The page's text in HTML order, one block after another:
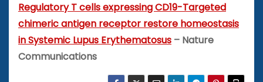
Regulatory T cells expressing CD19-Targeted
chimeric antigen receptor restore homeostasis
in Systemic Lupus Erythematosus – Nature
Communications